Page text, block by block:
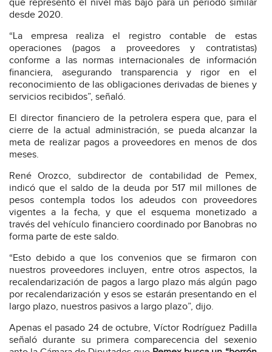
que representó el nivel más bajo para un periodo similar
desde 2020.
“La empresa realiza el registro contable de estas
operaciones (pagos a proveedores y contratistas)
conforme a las normas internacionales de información
financiera, asegurando transparencia y rigor en el
reconocimiento de las obligaciones derivadas de bienes y
servicios recibidos”, señaló.
El director financiero de la petrolera espera que, para el
cierre de la actual administración, se pueda alcanzar la
meta de realizar pagos a proveedores en menos de dos
meses.
René Orozco, subdirector de contabilidad de Pemex,
indicó que el saldo de la deuda por 517 mil millones de
pesos contempla todos los adeudos con proveedores
vigentes a la fecha, y que el esquema monetizado a
través del vehículo financiero coordinado por Banobras no
forma parte de este saldo.
“Esto debido a que los convenios que se firmaron con
nuestros proveedores incluyen, entre otros aspectos, la
recalendarización de pagos a largo plazo más algún pago
por recalendarización y esos se estarán presentando en el
largo plazo, nuestros pasivos a largo plazo”, dijo.
Apenas el pasado 24 de octubre, Víctor Rodríguez Padilla
señaló durante su primera comparecencia del sexenio